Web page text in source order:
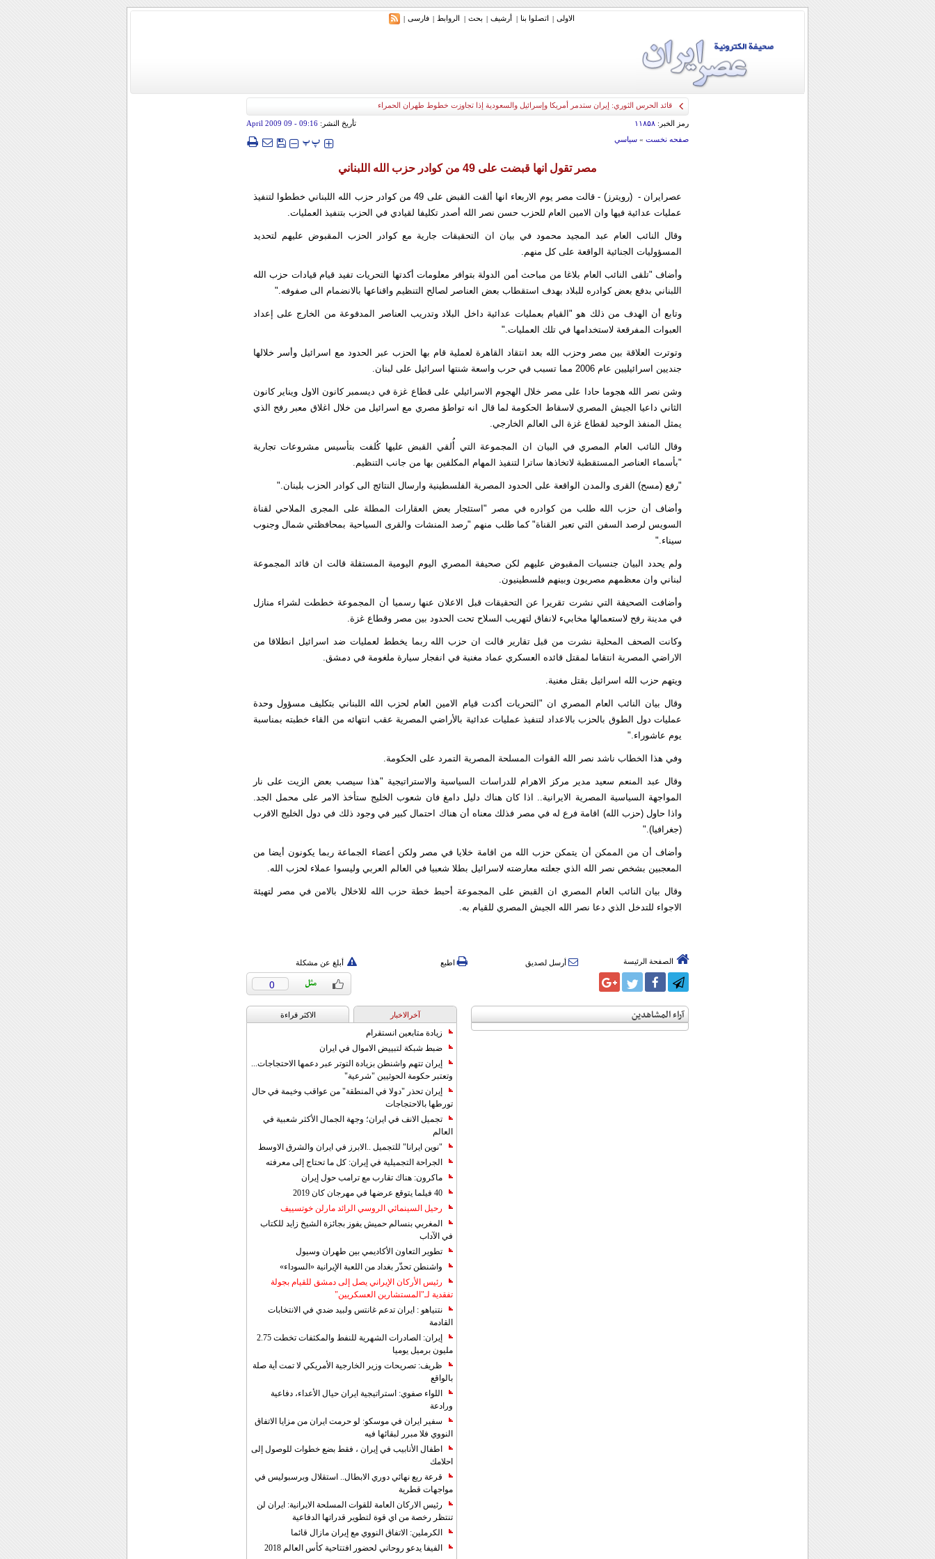
الاولی | اتصلوا بنا | أرشیف | بحث | الروابط | فارسی |
قائد الحرس الثوري: إيران ستدمر أمريكا وإسرائيل والسعودية إذا تجاوزت خطوط طهران الحمراء
رمز الخبر: ۱۱۸۵۸ تأريخ النشر:09:16
- 09 April 2009
صفحه نخست» سياسي ‍‍‍ پپ
مصر تقول انها قبضت على 49 من كوادر حزب الله اللبناني
عصرایران - (رويترز) - قالت مصر يوم الاربعاء انها ألقت القبض على 49 من كوادر حزب الله اللبناني خططوا لتنفيذ
عمليات عدائية فيها وان الامين العام للحزب حسن نصر الله أصدر تكليفا لقيادي في الحزب بتنفيذ العمليات.
وقال النائب العام عبد المجيد محمود في بيان ان التحقيقات جارية مع كوادر الحزب المقبوض عليهم لتحديد
المسؤوليات الجنائية الواقعة على كل منهم.
وأضاف "تلقى النائب العام بلاغا من مباحث أمن الدولة بتوافر معلومات أكدتها التحريات تفيد قيام قيادات حزب الله
اللبناني بدفع بعض كوادره للبلاد بهدف استقطاب بعض العناصر لصالح التنظيم واقناعها بالانضمام الى صفوفه."
وتابع أن الهدف من ذلك هو "القيام بعمليات عدائية داخل البلاد وتدريب العناصر المدفوعة من الخارج على إعداد
العبوات المفرقعة لاستخدامها في تلك العمليات."
وتوترت العلاقة بين مصر وحزب الله بعد انتقاد القاهرة لعملية قام بها الحزب عبر الحدود مع اسرائيل وأسر خلالها
جنديين اسرائيليين عام 2006 مما تسبب في حرب واسعة شنتها اسرائيل على لبنان.
وشن نصر الله هجوما حادا على مصر خلال الهجوم الاسرائيلي على قطاع غزة في ديسمبر كانون الاول ويناير كانون
الثاني داعيا الجيش المصري لاسقاط الحكومة لما قال انه تواطؤ مصري مع اسرائيل من خلال اغلاق معبر رفح الذي
يمثل المنفذ الوحيد لقطاع غزة الى العالم الخارجي.
وقال النائب العام المصري في البيان ان المجموعة التي أُلقي القبض عليها كُلفت بتأسيس مشروعات تجارية
"بأسماء العناصر المستقطبة لاتخاذها ساترا لتنفيذ المهام المكلفين بها من جانب التنظيم.
"رفع (مسح) القرى والمدن الواقعة على الحدود المصرية الفلسطينية وارسال النتائج الى كوادر الحزب بلبنان."
وأضاف أن حزب الله طلب من كوادره في مصر "استئجار بعض العقارات المطلة على المجرى الملاحي لقناة
السويس لرصد السفن التي تعبر القناة" كما طلب منهم "رصد المنشات والقرى السياحية بمحافظتي شمال وجنوب
سيناء."
ولم يحدد البيان جنسيات المقبوض عليهم لكن صحيفة المصري اليوم اليومية المستقلة قالت ان قائد المجموعة
لبناني وان معظمهم مصريون وبينهم فلسطينيون.
وأضافت الصحيفة التي نشرت تقريرا عن التحقيقات قبل الاعلان عنها رسميا أن المجموعة خططت لشراء منازل
في مدينة رفح لاستعمالها مخابيء لانفاق لتهريب السلاح تحت الحدود بين مصر وقطاع غزة.
وكانت الصحف المحلية نشرت من قبل تقارير قالت ان حزب الله ربما يخطط لعمليات ضد اسرائيل انطلاقا من
الاراضي المصرية انتقاما لمقتل قائده العسكري عماد مغنية في انفجار سيارة ملغومة في دمشق.
ويتهم حزب الله اسرائيل بقتل مغنية.
وقال بيان النائب العام المصري ان "التحريات أكدت قيام الامين العام لحزب الله اللبناني بتكليف مسؤول وحدة
عمليات دول الطوق بالحزب بالاعداد لتنفيذ عمليات عدائية بالأراضي المصرية عقب انتهائه من القاء خطبته بمناسبة
يوم عاشوراء."
وفي هذا الخطاب ناشد نصر الله القوات المسلحة المصرية التمرد على الحكومة.
وقال عبد المنعم سعيد مدير مركز الاهرام للدراسات السياسية والاستراتيجية "هذا سيصب بعض الزيت على نار
المواجهة السياسية المصرية الايرانية.. اذا كان هناك دليل دامغ فان شعوب الخليج ستأخذ الامر على محمل الجد.
واذا حاول (حزب الله) اقامة فرع له في مصر فذلك معناه أن هناك احتمال كبير في وجود ذلك في دول الخليج الاقرب
(جغرافيا)."
وأضاف أن من الممكن أن يتمكن حزب الله من اقامة خلايا في مصر ولكن أعضاء الجماعة ربما يكونون أيضا من
المعجبين بشخص نصر الله الذي جعلته معارضته لاسرائيل بطلا شعبيا في العالم العربي وليسوا عملاء لحزب الله.
وقال بيان النائب العام المصري ان القبض على المجموعة أحبط خطة حزب الله للاخلال بالامن في مصر لتهيئة
الاجواء للتدخل الذي دعا نصر الله الجيش المصري للقيام به.
الصفحة الرئيسة أرسل لصديق اطبع أبلغ عن مشكلة
0
آراء المشاهدين آخرالاخبار الاکثر قراءة
زيادة متابعين انستقرام
ضبط شبكة لتبييض الاموال في ايران
إيران تتهم واشنطن بزيادة التوتر عبر دعمها الاحتجاجات...
وتعتبر حكومة الحوثيين "شرعية"
إيران تحذر "دولا في المنطقة" من عواقب وخيمة في حال
تورطها بالاحتجاجات
تجميل الانف في ايران؛ وجهة الجمال الأكثر شعبية في
العالم
"نوين ايرانا" للتجميل ..الابرز في ايران والشرق الاوسط
الجراحة التجميلية في إيران: كل ما تحتاج إلى معرفته
ماكرون: هناك تقارب مع ترامب حول إيران
40 فيلما يتوقع عرضها في مهرجان كان 2019
رحيل السينمائي الروسي الرائد مارلن خوتسييف
المغربي بنسالم حميش يفوز بجائزة الشيخ زايد للكتاب
في الآداب
تطوير التعاون الأكاديمي بين طهران وسيول
واشنطن تحذّر بغداد من اللعبة الإيرانية «السوداء»
رئيس الأركان الإيراني يصل إلى دمشق للقيام بجولة
تفقدية لـ"المستشارين العسكريين"
نتنياهو : ايران تدعم غانتس ولبيد ضدي في الانتخابات
القادمة
إيران: الصادرات الشهریة للنفط والمكثفات تخطت 2.75
مليون برميل يوميا
ظريف: تصريحات وزير الخارجية الأمريكي لا تمت أية صلة
بالواقع
اللواء صفوي: استراتيجية ايران حيال الأعداء، دفاعية
ورادعة
سفير ايران في موسكو: لو حرمت ايران من مزايا الاتفاق
النووي فلا مبرر لبقائها فيه
اطفال الأنابيب في إيران ، فقط بضع خطوات للوصول إلى
احلامك
قرعة ربع نهائي دوري الابطال.. استقلال وبرسبوليس في
مواجهات قطرية
رئيس الاركان العامة للقوات المسلحة الايرانية: ايران لن
تنتظر رخصة من اي قوة لتطوير قدراتها الدفاعية
الكرملين: الاتفاق النووي مع إيران مازال قائما
الفيفا يدعو روحاني لحضور افتتاحية كأس العالم 2018